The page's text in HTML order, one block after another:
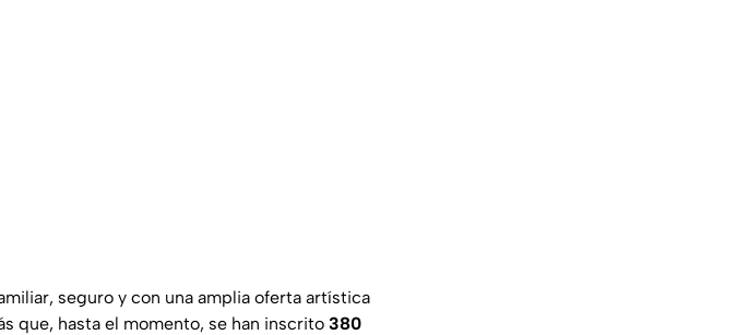
seguro y con una amplia oferta artística
que, hasta el momento, se han inscrito 380